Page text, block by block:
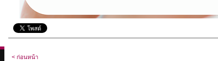
< ก่อนหน้า